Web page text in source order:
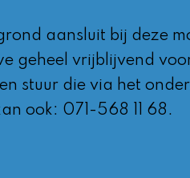
aansluit bij deze
geheel vrijblijvend
stuur die via het
ook: 071-568 11 68.